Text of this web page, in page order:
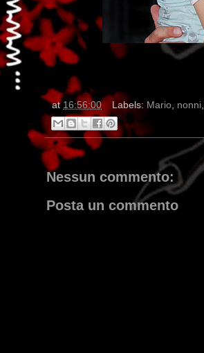
at16:56:00 Labels: Mario, nonni,
Nessun commento:
Posta un commento